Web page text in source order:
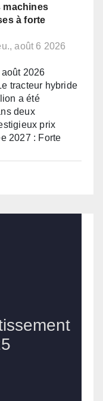
machines
à forte
août 6 2026
2026
tracteur hybride
a été
deux
prix
2027 : Forte